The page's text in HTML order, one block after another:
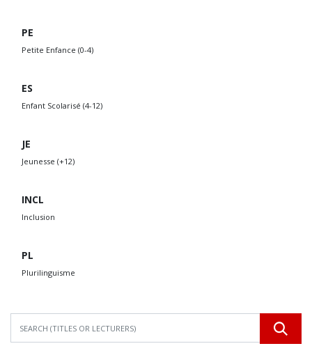
PE
Petite Enfance (0-4)
ES
Enfant Scolarisé (4-12)
JE
Jeunesse (+12)
INCL
Inclusion
PL
Plurilinguisme